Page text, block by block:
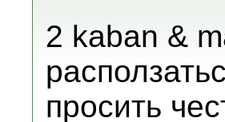
2 kaban &
просить